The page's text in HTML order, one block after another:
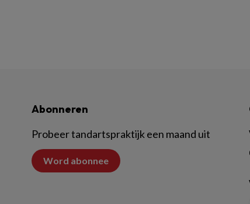
Abonneren
Probeer tandartspraktijk een maand uit
Word abonnee